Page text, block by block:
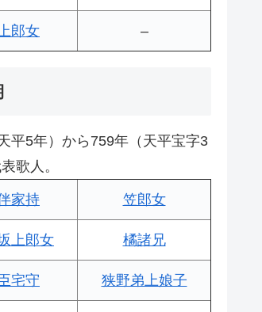
郎女 –
平5年）から759年（天平宝字3
歌人。
家持 笠郎女
上郎女 橘諸兄
宅守 狭野弟上娘子